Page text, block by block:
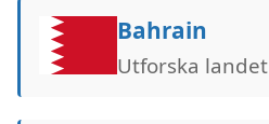
Bahrain
Utforska landet